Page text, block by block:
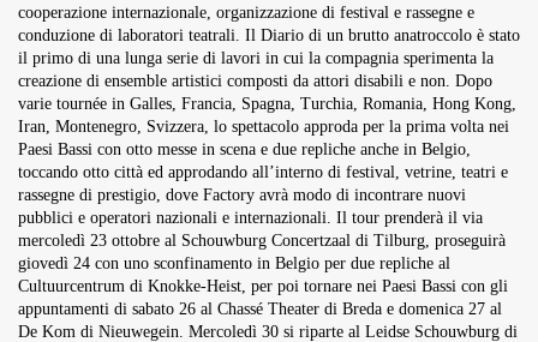
cooperazione internazionale, organizzazione di festival e rassegne e
conduzione di laboratori teatrali. Il Diario di un brutto anatroccolo è stato
il primo di una lunga serie di lavori in cui la compagnia sperimenta la
creazione di ensemble artistici composti da attori disabili e non. Dopo
varie tournée in Galles, Francia, Spagna, Turchia, Romania, Hong Kong,
Iran, Montenegro, Svizzera, lo spettacolo approda per la prima volta nei
Paesi Bassi con otto messe in scena e due repliche anche in Belgio,
toccando otto città ed approdando all’interno di festival, vetrine, teatri e
rassegne di prestigio, dove Factory avrà modo di incontrare nuovi
pubblici e operatori nazionali e internazionali. Il tour prenderà il via
mercoledì 23 ottobre al Schouwburg Concertzaal di Tilburg, proseguirà
giovedì 24 con uno sconfinamento in Belgio per due repliche al
Cultuurcentrum di Knokke-Heist, per poi tornare nei Paesi Bassi con gli
appuntamenti di sabato 26 al Chassé Theater di Breda e domenica 27 al
De Kom di Nieuwegein. Mercoledì 30 si riparte al Leidse Schouwburg di